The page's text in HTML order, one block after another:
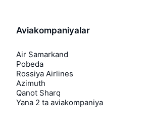
Aviakompaniyalar
Air Samarkand
Pobeda
Rossiya Airlines
Azimuth
Qanot Sharq
Yana 2 ta aviakompaniya